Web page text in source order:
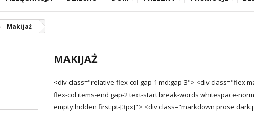
Makijaż
MAKIJAŻ
<div class="relative flex-col gap-1 md:gap-3"> <div class="flex
flex-col items-end gap-2 text-start break-words whitespace-
empty:hidden first:pt-[3px]"> <div class="markdown prose